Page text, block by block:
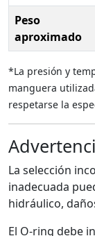
Peso
aproximado
*La presión y
manguera
respetarse la
La selección
inadecuada
hidráulico,
El O-ring debe